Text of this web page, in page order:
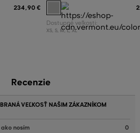
234,90 €
Dostupné veľkosti:
XS, S, M, L, XL
Recenzie
VEĽKOSŤ NAŠIM ZÁKAZNÍKOM
nosím 0